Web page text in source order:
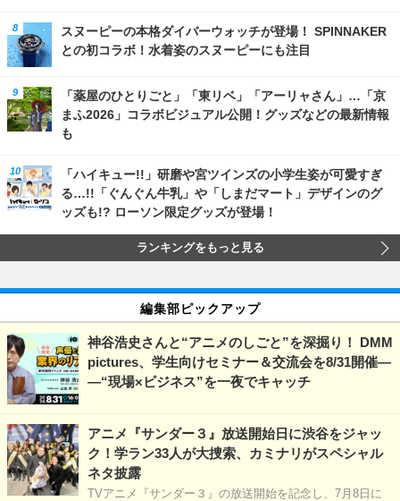
スヌーピーの本格ダイバーウォッチが登場！ SPINNAKER
との初コラボ！水着姿のスヌーピーにも注目
「薬屋のひとりごと」「東リベ」「アーリャさん」…「京
まふ2026」コラボビジュアル公開！グッズなどの最新情報
も
「ハイキュー!!」研磨や宮ツインズの小学生姿が可愛すぎ
る…!!「ぐんぐん牛乳」や「しまだマート」デザインのグ
ッズも!? ローソン限定グッズが登場！
ランキングをもっと見る
編集部ピックアップ
神谷浩史さんと“アニメのしごと”を深掘り！ DMM
pictures、学生向けセミナー＆交流会を8/31開催―
―“現場×ビジネス”を一夜でキャッチ
アニメ『サンダー３』放送開始日に渋谷をジャッ
ク！学ラン33人が大捜索、カミナリがスペシャル
ネタ披露
TVアニメ『サンダー３』の放送開始を記念し、7月8日に